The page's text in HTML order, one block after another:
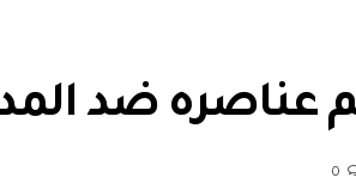
عناصره ضد